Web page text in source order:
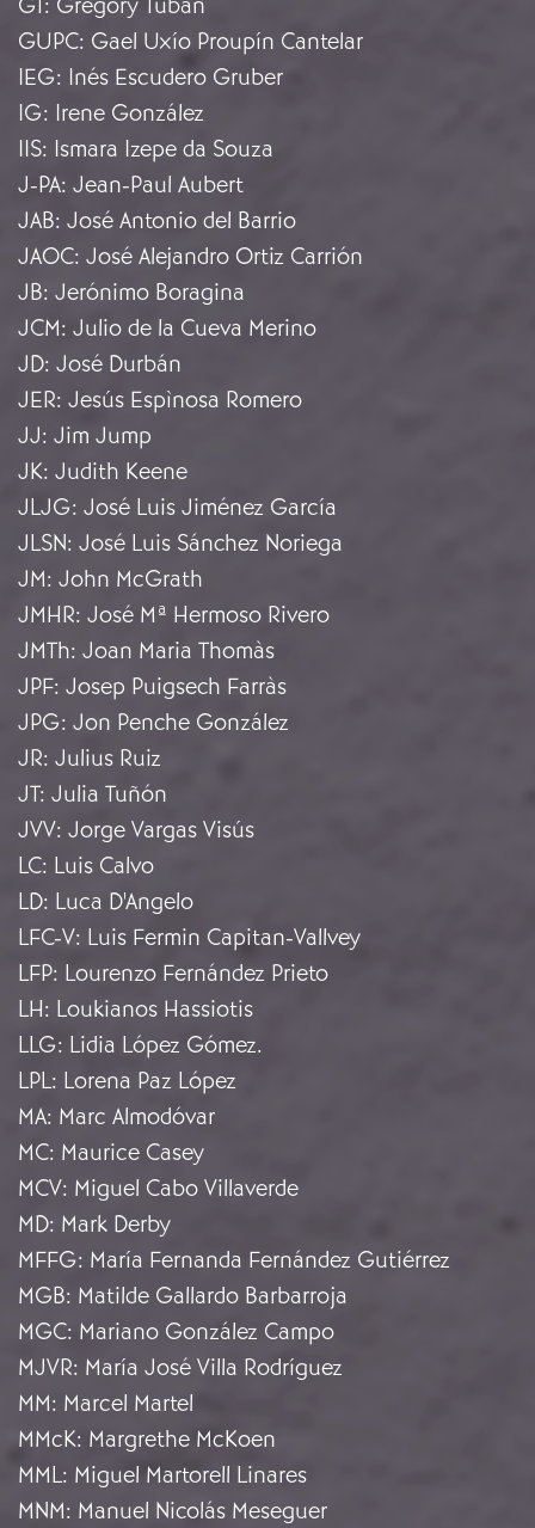
GUPC: Gael Uxío Proupín Cantelar
IEG: Inés Escudero Gruber
IG: Irene González
IIS: Ismara Izepe da Souza
J-PA: Jean-Paul Aubert
JAB: José Antonio del Barrio
JAOC: José Alejandro Ortiz Carrión
JB: Jerónimo Boragina
JCM: Julio de la Cueva Merino
JD: José Durbán
JER: Jesús Espìnosa Romero
JJ: Jim Jump
JK: Judith Keene
JLJG: José Luis Jiménez García
JLSN: José Luis Sánchez Noriega
JM: John McGrath
JMHR: José Mª Hermoso Rivero
JMTh: Joan Maria Thomàs
JPF: Josep Puigsech Farràs
JPG: Jon Penche González
JR: Julius Ruiz
JT: Julia Tuñón
JVV: Jorge Vargas Visús
LC: Luis Calvo
LD: Luca D'Angelo
LFC-V: Luis Fermin Capitan-Vallvey
LFP: Lourenzo Fernández Prieto
LH: Loukianos Hassiotis
LLG: Lidia López Gómez.
LPL: Lorena Paz López
MA: Marc Almodóvar
MC: Maurice Casey
MCV: Miguel Cabo Villaverde
MD: Mark Derby
MFFG: María Fernanda Fernández Gutiérrez
MGB: Matilde Gallardo Barbarroja
MGC: Mariano González Campo
MJVR: María José Villa Rodríguez
MM: Marcel Martel
MMcK: Margrethe McKoen
MML: Miguel Martorell Linares
MNM: Manuel Nicolás Meseguer